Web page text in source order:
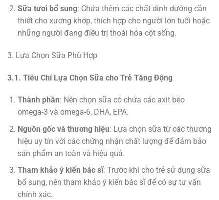
Sữa tươi bổ sung: Chứa thêm các chất dinh dưỡng cần
thiết cho xương khớp, thích hợp cho người lớn tuổi hoặc
những người đang điều trị thoái hóa cột sống.
3. Lựa Chọn Sữa Phù Hợp
3.1. Tiêu Chí Lựa Chọn Sữa cho Trẻ Tăng Động
Thành phần: Nên chọn sữa có chứa các axit béo
omega-3 và omega-6, DHA, EPA.
Nguồn gốc và thương hiệu: Lựa chọn sữa từ các thương
hiệu uy tín với các chứng nhận chất lượng để đảm bảo
sản phẩm an toàn và hiệu quả.
Tham khảo ý kiến bác sĩ: Trước khi cho trẻ sử dụng sữa
bổ sung, nên tham khảo ý kiến bác sĩ để có sự tư vấn
chính xác.